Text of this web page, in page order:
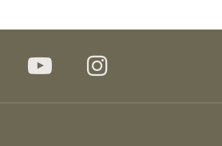
youtubeinstagram